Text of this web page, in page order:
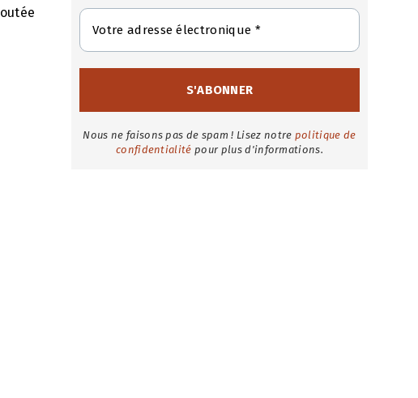
Nous ne faisons pas de spam ! Lisez notre politique de
confidentialité pour plus d'informations.